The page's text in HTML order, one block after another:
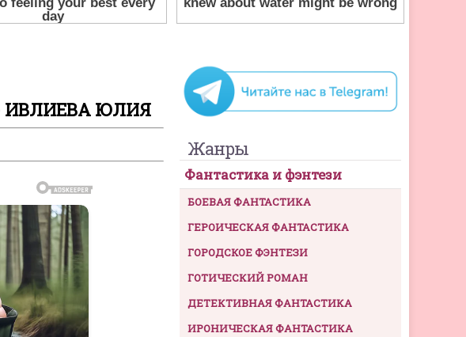
ЮЛИЯ
Жанры
Фантастика и фэнтези
БОЕВАЯ ФАНТАСТИКА
ГЕРОИЧЕСКАЯ ФАНТАСТИКА
ГОРОДСКОЕ ФЭНТЕЗИ
ГОТИЧЕСКИЙ РОМАН
ДЕТЕКТИВНАЯ ФАНТАСТИКА
ИРОНИЧЕСКАЯ ФАНТАСТИКА